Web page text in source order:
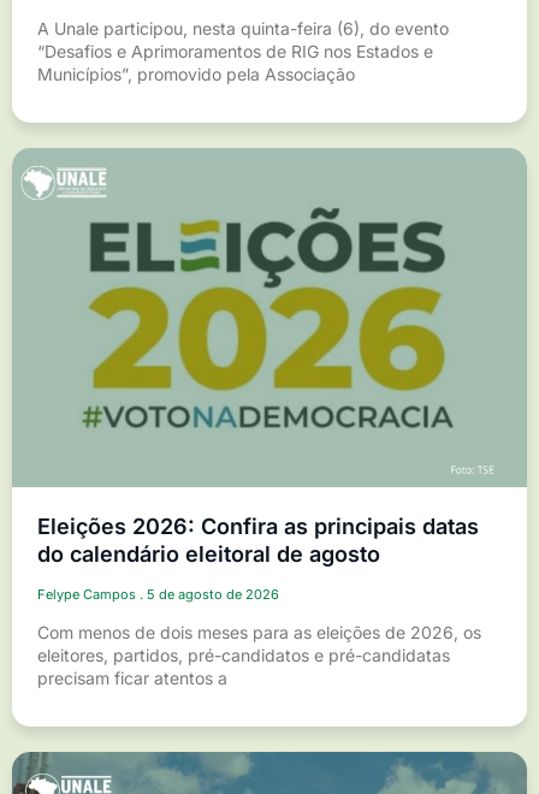
A Unale participou, nesta quinta-feira (6), do evento
“Desafios e Aprimoramentos de RIG nos Estados e
Municípios”, promovido pela Associação
Eleições 2026: Confira as principais datas
do calendário eleitoral de agosto
Felype Campos 5 de agosto de 2026
Com menos de dois meses para as eleições de 2026, os
eleitores, partidos, pré-candidatos e pré-candidatas
precisam ficar atentos a